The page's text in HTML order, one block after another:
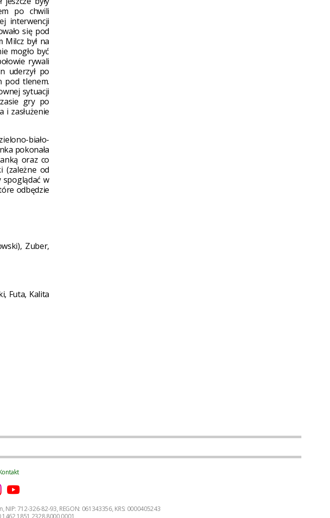
po chwili
interwencji
się pod
Milcz był na
mogło być
rywali
uderzył po
pod tlenem.
sytuacji
gry po
i zasłużenie
biało-
pokonała
oraz co
(zależne od
spoglądać w
odbędzie
Zuber,
Futa, Kalita
NIP: 712-326-82-93, REGON: 061343356, KRS: 0000405243